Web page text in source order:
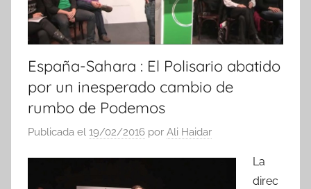
España-Sahara : El Polisario abatido
por un inesperado cambio de
rumbo de Podemos
Publicada el 19/02/2016 por Ali Haidar
La
direc